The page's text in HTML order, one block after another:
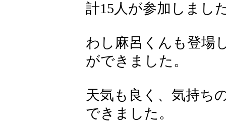
計15人が参加しまし
わし麻呂くんも登場
ができました。
天気も良く、気持ち
できました。